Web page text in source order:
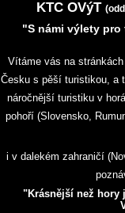
KTC OVýT
"S námi výlety
Vítáme vás na
Česku s pěší turistikou, a
náročnější turistiku v
pohoří (Slovensko,
i v dalekém zahraničí
"Krásnější než hory